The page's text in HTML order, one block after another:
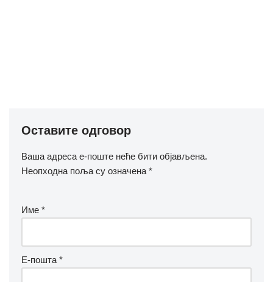
Оставите одговор
Ваша адреса е-поште неће бити објављена.
Неопходна поља су означена *
Име *
Е-пошта *